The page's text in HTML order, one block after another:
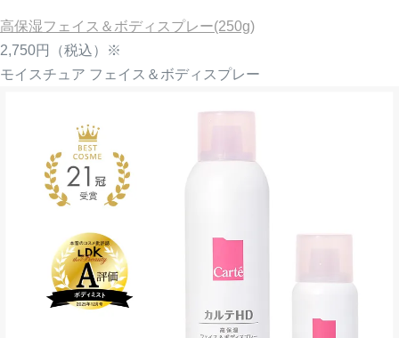
高保湿フェイス＆ボディスプレー(250g)
2,750円
（税込）※
モイスチュア フェイス＆ボディスプレー